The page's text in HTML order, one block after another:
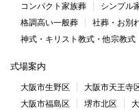
コンパクト家族葬
シンプル
格調高い一般葬
社葬・お別
神式・キリスト教式・他宗教式
式場案内
大阪市生野区 大阪市天王寺
大阪市福島区
堺市北区